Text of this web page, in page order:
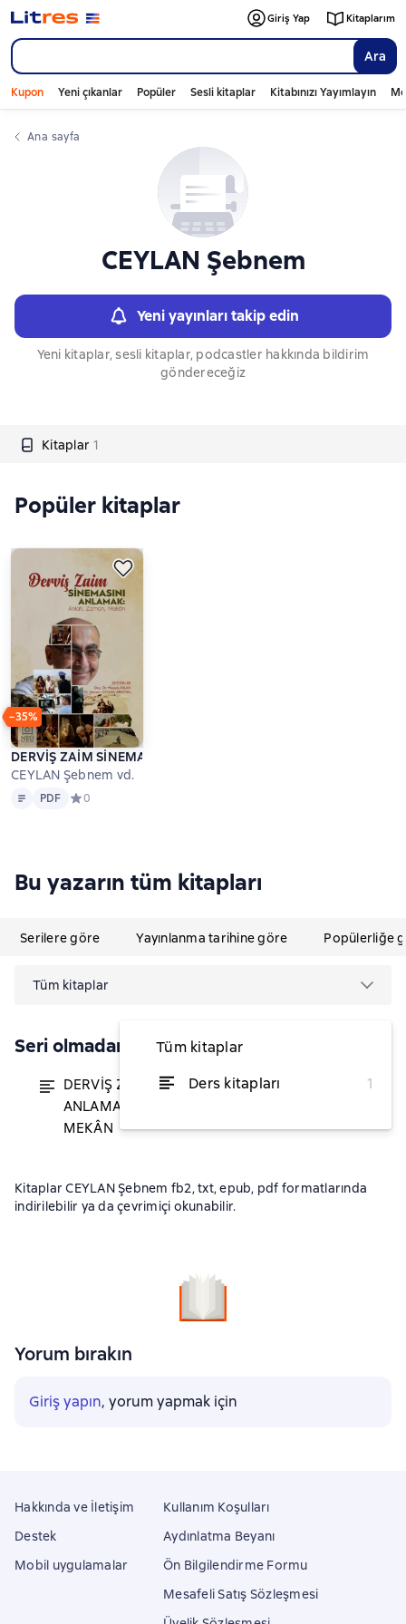
Ara
Giriş Yap Kitaplarım
Kupon Yeni çıkanlar Popüler Sesli kitaplar Kitabınızı Yayımlayın
Ana sayfa
CEYLAN Şebnem
Yeni yayınları takip edin
Yeni kitaplar, sesli kitaplar, podcastler hakkında bildirim
göndereceğiz
Kitaplar 1
Слайдер с книгами
Popüler kitaplar
−35%
DERVİŞ ZAİM SİNEMASINI ANLAMAK: ANLATI , ZAMAN ,
CEYLAN Şebnem vd.
Metin PDF
PDF Средний рейтинг 0 на основе 0 оценок
0
Bu yazarın tüm kitapları
Serilere göre Yayınlanma tarihine göre Popülerliğe
Tüm kitaplar
Tüm kitaplar
Ders kitapları
1
Seri olmadan
DERVİŞ ZAİM SİNEMASINI
ANLAMAK: ANLATI , ZAMAN ,
MEKÂN
itibaren ₺139,48
Kitaplar CEYLAN Şebnem fb2, txt, epub, pdf formatlarında
indirilebilir ya da çevrimiçi okunabilir.
Yorum bırakın
Giriş yapın, yorum yapmak için
Hakkında ve İletişim
Destek
Mobil uygulamalar
Kullanım Koşulları
Aydınlatma Beyanı
Ön Bilgilendirme Formu
Mesafeli Satış Sözleşmesi